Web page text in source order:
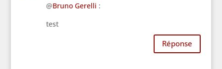
@Bruno Gerelli :
test
Réponse